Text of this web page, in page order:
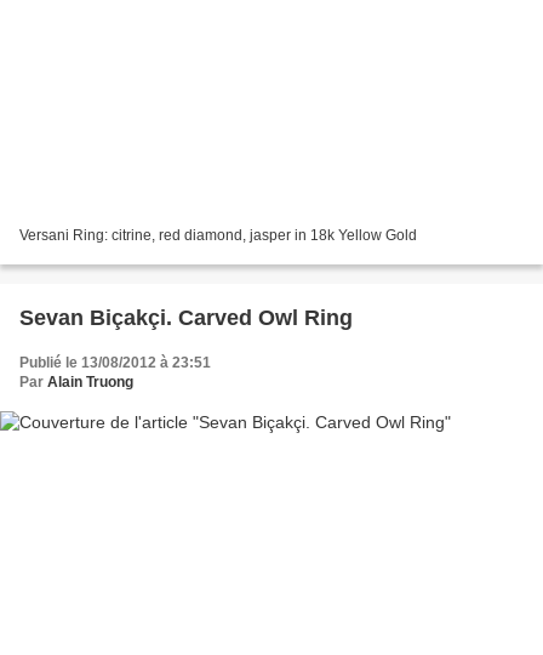
Versani Ring: citrine, red diamond, jasper in 18k Yellow Gold
Sevan Biçakçi. Carved Owl Ring
Publié le 13/08/2012 à 23:51
Par Alain Truong